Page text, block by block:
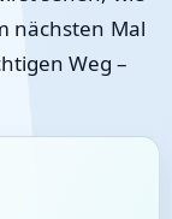
nächsten Mal
Weg –